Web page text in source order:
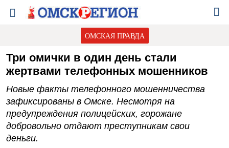
ОМСКАЯ ПРАВДА
Три омички в один день стали
жертвами телефонных мошенников
Новые факты телефонного мошенничества
зафиксированы в Омске. Несмотря на
предупреждения полицейских, горожане
добровольно отдают преступникам свои
деньги.